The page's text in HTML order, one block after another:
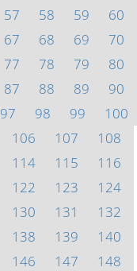
57 58 59
60
67 68 69
70
77 78 79
80
87 88 89
90
97 98 99
100
106 107
108
114 115
116
122 123
124
130 131
132
138 139
140
146 147
148